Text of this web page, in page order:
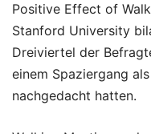
Positive Effect of
Stanford University
Dreiviertel der
einem Spaziergang
nachgedacht hatten.